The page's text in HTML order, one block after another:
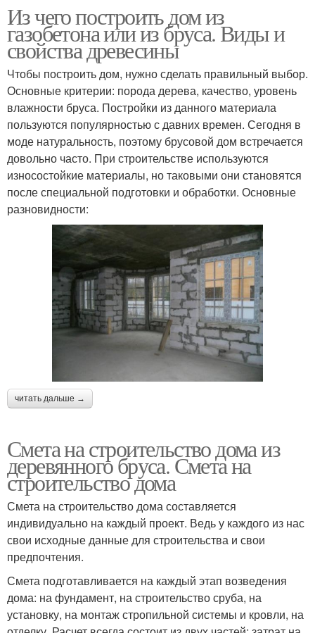
Из чего построить дом из
газобетона или из бруса. Виды и
свойства древесины
Чтобы построить дом, нужно сделать правильный выбор.
Основные критерии: порода дерева, качество, уровень
влажности бруса. Постройки из данного материала
пользуются популярностью с давних времен. Сегодня в
моде натуральность, поэтому брусовой дом встречается
довольно часто. При строительстве используются
износостойкие материалы, но таковыми они становятся
после специальной подготовки и обработки. Основные
разновидности:
читать дальше →
Смета на строительство дома из
деревянного бруса. Смета на
строительство дома
Смета на строительство дома составляется
индивидуально на каждый проект. Ведь у каждого из нас
свои исходные данные для строительства и свои
предпочтения.
Смета подготавливается на каждый этап возведения
дома: на фундамент, на строительство сруба, на
установку, на монтаж стропильной системы и кровли, на